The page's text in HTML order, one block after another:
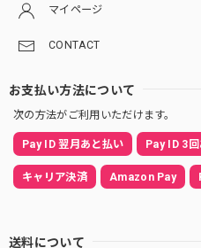
マイページ
CONTACT
お支払い方法について
次の方法がご利用いただけます。
Pay ID 翌月あと払い Pay ID 3
キャリア決済 Amazon Pay
送料について